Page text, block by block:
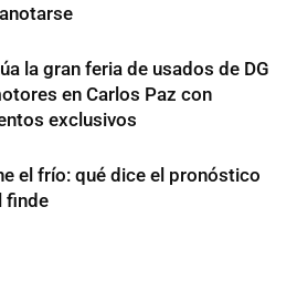
la gran feria de usados de DG
en Carlos Paz con
exclusivos
el frío: qué dice el pronóstico
finde